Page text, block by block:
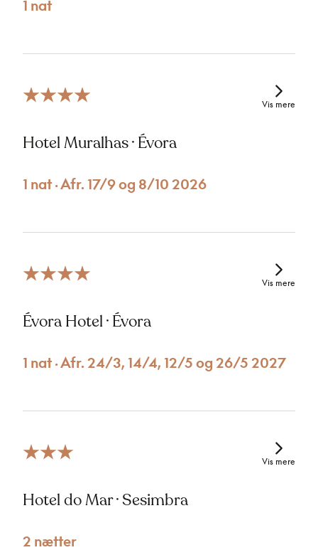
1 nat
Hotel Muralhas · Évora
1 nat · Afr. 17/9 og 8/10 2026
Vis mere
Évora Hotel · Évora
1 nat · Afr. 24/3, 14/4, 12/5 og 26/5 2027
Vis mere
Hotel do Mar · Sesimbra
2 nætter
Vis mere